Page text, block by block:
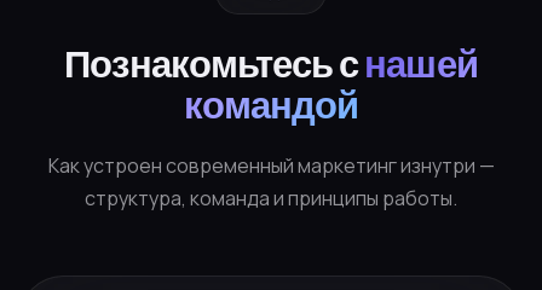
Познакомьтесь снашей
командой
Как устроен современный маркетинг изнутри —
структура, команда и принципы работы.